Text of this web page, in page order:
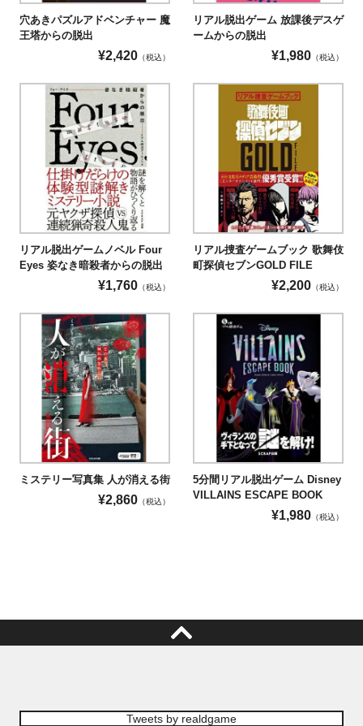
穴あきパズルアドベンチャー 魔
王塔からの脱出
¥2,420 （税込）
リアル脱出ゲーム 放課後デスゲ
ームからの脱出
¥1,980 （税込）
リアル脱出ゲームノベル Four
Eyes 姿なき暗殺者からの脱出
¥1,760 （税込）
リアル捜査ゲームブック 歌舞伎
町探偵セブンGOLD FILE
¥2,200 （税込）
ミステリー写真集 人が消える街
¥2,860 （税込）
5分間リアル脱出ゲーム Disney
VILLAINS ESCAPE BOOK
¥1,980 （税込）
Tweets by realdgame